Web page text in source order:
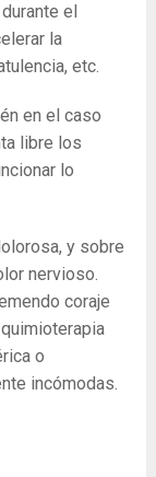
el
la
etc.
en el caso
libre los
lo
y sobre
nervioso.
coraje
o
incómodas.